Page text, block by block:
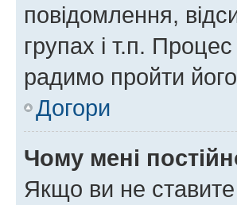
повідомлення,
групах і т.п.
радимо пройти
Догори
Чому мені
Якщо ви не